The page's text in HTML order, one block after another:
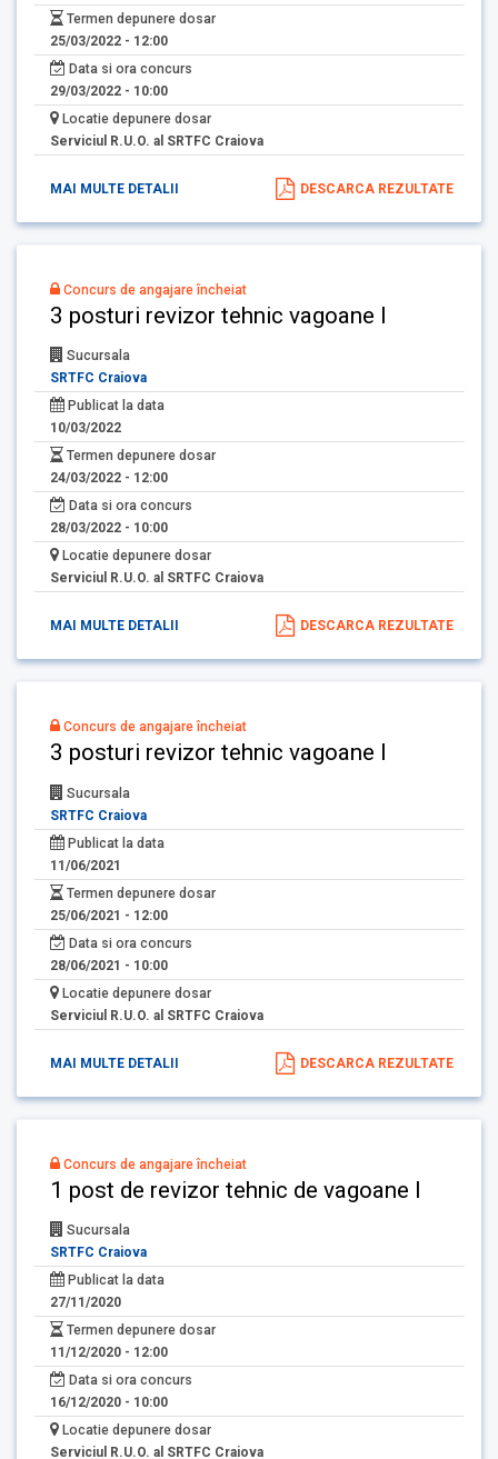
Termen depunere dosar
25/03/2022 - 12:00
Data si ora concurs
29/03/2022 - 10:00
Locatie depunere dosar
Serviciul R.U.O. al SRTFC Craiova
MAI MULTE DETALII DESCARCA REZULTATE
Concurs de angajare încheiat
3 posturi revizor tehnic vagoane I
Sucursala
SRTFC Craiova
Publicat la data
10/03/2022
Termen depunere dosar
24/03/2022 - 12:00
Data si ora concurs
28/03/2022 - 10:00
Locatie depunere dosar
Serviciul R.U.O. al SRTFC Craiova
MAI MULTE DETALII DESCARCA REZULTATE
Concurs de angajare încheiat
3 posturi revizor tehnic vagoane I
Sucursala
SRTFC Craiova
Publicat la data
11/06/2021
Termen depunere dosar
25/06/2021 - 12:00
Data si ora concurs
28/06/2021 - 10:00
Locatie depunere dosar
Serviciul R.U.O. al SRTFC Craiova
MAI MULTE DETALII DESCARCA REZULTATE
Concurs de angajare încheiat
1 post de revizor tehnic de vagoane I
Sucursala
SRTFC Craiova
Publicat la data
27/11/2020
Termen depunere dosar
11/12/2020 - 12:00
Data si ora concurs
16/12/2020 - 10:00
Locatie depunere dosar
Serviciul R.U.O. al SRTFC Craiova